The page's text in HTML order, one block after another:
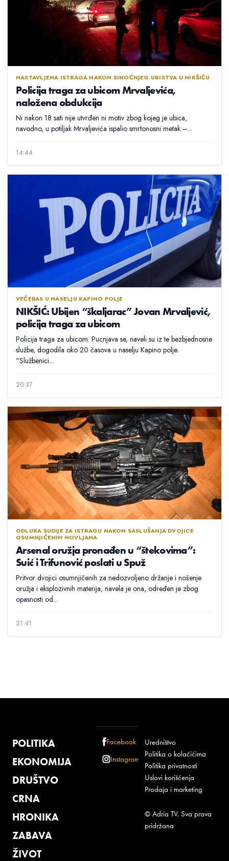
NASTAVLJENA ISTRAGA NAKON SINOĆNJEG UBISTVA U NIKŠIĆU
Policija traga za ubicom Mrvaljevića,
naložena obdukcija
Ni nakon 18 sati nije utvrđen ni motiv zbog kojeg je ubica,
navodno, u potiljak Mrvaljevića ispalio smrtonosni metak –...
14:44
VEČERAS U NASELJU KAPINO POLJE
NIKŠIĆ: Ubijen “škaljarac” Jovan Mrvaljević,
policija traga za ubicom
Policija traga za ubicom. Pucnjava se, naveli su iz te bezbjednosne
službe, dogodila oko 20 časova u naselju Kapino polje.
"Službenici...
20:37
ODLUKA SUDIJE ZA ISTRAGU NAKON SASLUŠANJA DVOJICE
OSUMNJIČENIH NOVLJANA
Arsenal oružja pronađen u “štekovima”:
Suić i Trifunović poslati u Spuž
Pritvor dvojici osumnjičenih za nedozvoljeno držanje i nošenje
oružja i eksplozivnih materija, navela je ona, određen je zbog
opasnosti od...
21:41
POLITIKA
EKONOMIJA
DRUŠTVO
CRNA
HRONIKA
ZABAVA
ŽIVOT
Facebook
Instagram
Uredništvo
Politika o kolačićima
Politika privatnosti
Uslovi korišćenja
Prodaja i marketing
© Adria TV. Sva prava
pridržana